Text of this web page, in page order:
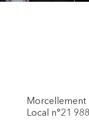
Morcellement
Local n°21